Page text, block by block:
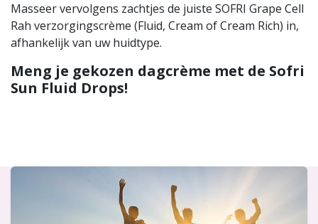
Masseer vervolgens zachtjes de juiste SOFRI Grape Cell
Rah verzorgingscrème (Fluid, Cream of Cream Rich) in,
afhankelijk van uw huidtype.
Meng je gekozen dagcrème met de Sofri
Sun Fluid Drops!